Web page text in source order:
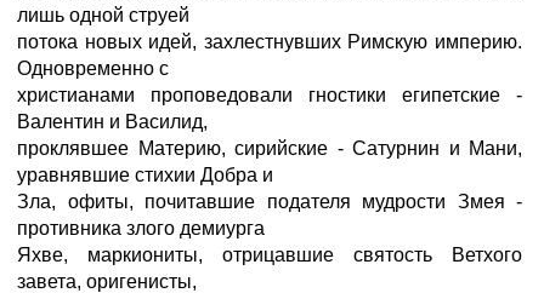
лишь одной струей
потока новых идей, захлестнувших Римскую империю.
Одновременно с
христианами проповедовали гностики египетские -
Валентин и Василид,
проклявшее Материю, сирийские - Сатурнин и Мани,
уравнявшие стихии Добра и
Зла, офиты, почитавшие подателя мудрости Змея -
противника злого демиурга
Яхве, маркиониты, отрицавшие святость Ветхого
завета, оригенисты,